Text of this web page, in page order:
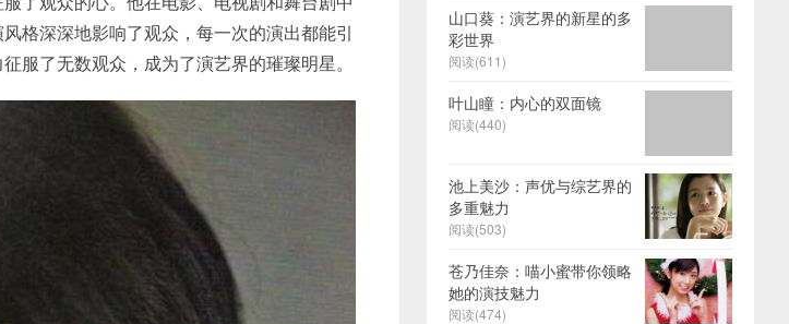
格深深地影响了观众，每一次的演出都能引
服了无数观众，成为了演艺界的璀璨明星。
山口葵：演艺界的新星的多
彩世界
阅读(611)
叶山瞳：内心的双面镜
阅读(440)
池上美沙：声优与综艺界的
多重魅力
阅读(503)
苍乃佳奈：喵小蜜带你领略
她的演技魅力
阅读(474)